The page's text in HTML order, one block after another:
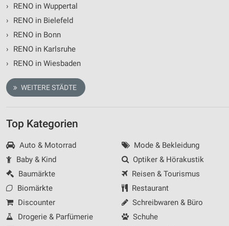
›
RENO in Wuppertal
›
RENO in Bielefeld
›
RENO in Bonn
›
RENO in Karlsruhe
›
RENO in Wiesbaden
WEITERE STÄDTE
Top Kategorien
Auto & Motorrad
Baby & Kind
Baumärkte
Biomärkte
Discounter
Drogerie & Parfümerie
Mode & Bekleidung
Optiker & Hörakustik
Reisen & Tourismus
Restaurant
Schreibwaren & Büro
Schuhe
Verwendung reduzierter Daten zur Auswahl von
Inhalten
IAB-Besonderheiten:
Verwendung genauer Standortdaten
Informationen identifizieren
Nicht-IAB-Verarbeitungszwecke:
Werbung